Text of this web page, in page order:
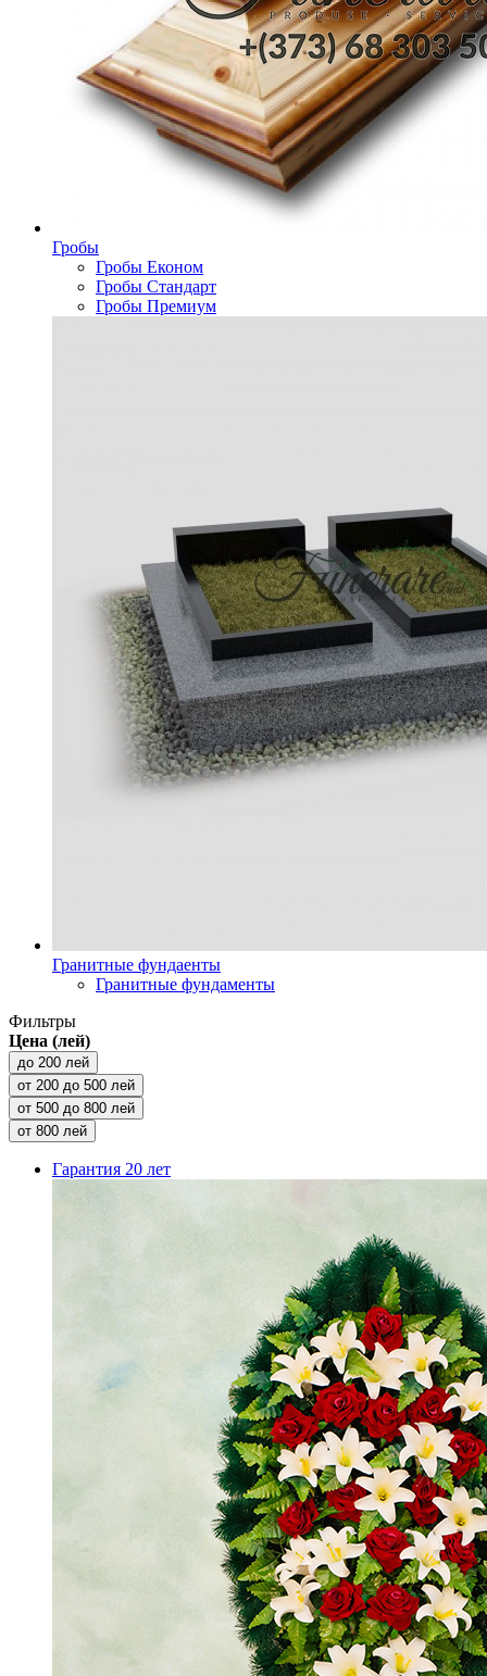
Гробы
Гробы Економ
Гробы Стандарт
Гробы Премиум
Гранитные фундаенты
Гранитные фундаменты
Фильтры
Цена (лей)
до 200 лей
от 200 до 500 лей
от 500 до 800 лей
от 800 лей
Гарантия 20 лет